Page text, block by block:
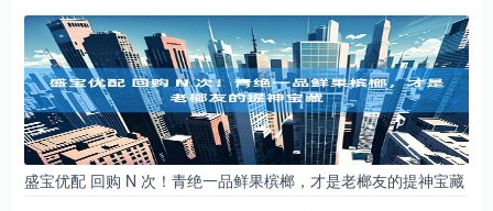
盛宝优配 回购 N 次！青绝一品鲜果槟榔，才是老榔友的提神宝藏